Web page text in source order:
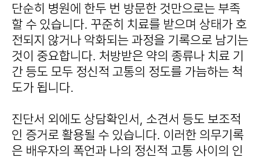
단순히 병원에 한두 번 방문한 것만으로는 부족
할 수 있습니다. 꾸준히 치료를 받으며 상태가 호
전되지 않거나 악화되는 과정을 기록으로 남기는
것이 중요합니다. 처방받은 약의 종류나 치료 기
간 등도 모두 정신적 고통의 정도를 가늠하는 척
도가 됩니다.
진단서 외에도 상담확인서, 소견서 등도 보조적
인 증거로 활용될 수 있습니다. 이러한 의무기록
은 배우자의 폭언과 나의 정신적 고통 사이의 인